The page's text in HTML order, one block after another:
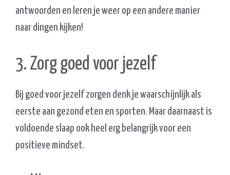
antwoorden en leren je weer op een andere manier
naar dingen kijken!
3. Zorg goed voor jezelf
Bij goed voor jezelf zorgen denk je waarschijnlijk als
eerste aan gezond eten en sporten. Maar daarnaast is
voldoende slaap ook heel erg belangrijk voor een
positieve mindset.